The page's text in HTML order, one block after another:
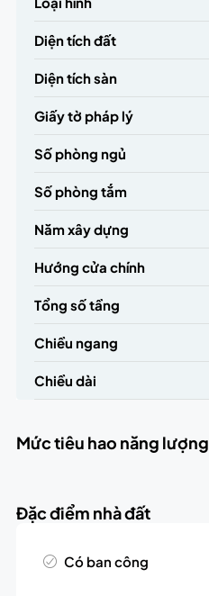
Diện tích đất
Diện tích sàn
Giấy tờ pháp lý
Số phòng ngủ
Số phòng tắm
Năm xây dựng
Hướng cửa chính
Tổng số tầng
Chiều ngang
Chiều dài
Mức tiêu hao năng lượng
Đặc điểm nhà đất
Có ban công